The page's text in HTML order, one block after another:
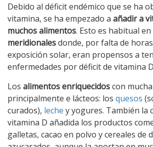
Debido al déficit endémico que se ha
vitamina, se ha empezado a añadir a
muchos alimentos. Esto es habitual
meridionalesdonde, por falta de
exposición solar, eran propensos a
enfermedades por déficit de vitamina
Los alimentos enriquecidoscon
principalmente e lácteos: los quesos
curados), leche y yogures. También la
vitamina D añadida los productos
galletas, cacao en polvo y cereales de